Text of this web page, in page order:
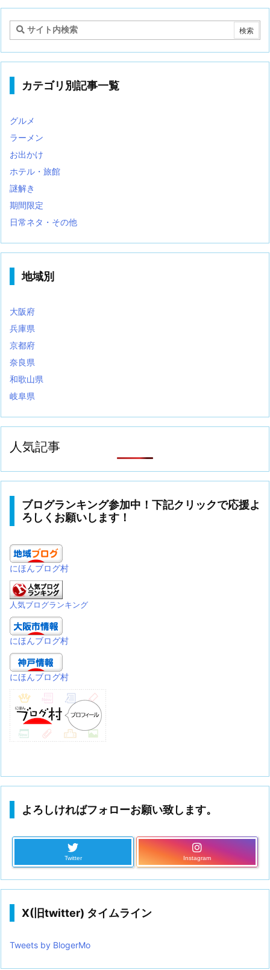
テ
リ
カテゴリ別記事一覧
グルメ
ラーメン
お出かけ
ホテル・旅館
謎解き
期間限定
日常ネタ・その他
地域別
大阪府
兵庫県
京都府
奈良県
和歌山県
岐阜県
人気記事
ブログランキング参加中！下記クリックで応援よ
ろしくお願いします！
にほんブログ村
人気ブログランキング
にほんブログ村
にほんブログ村
よろしければフォローお願い致します。
Twitter Instagram
X(旧twitter) タイムライン
Tweets by BlogerMo